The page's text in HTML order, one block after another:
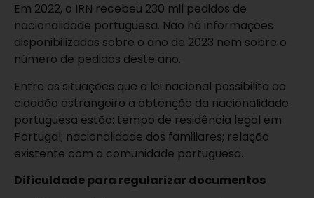
Em 2022, o IRN recebeu 230 mil pedidos de
nacionalidade portuguesa. Não há informações
disponibilizadas sobre o ano de 2023 nem sobre o
número de pedidos deste ano.
Entre as situações que a lei nacional possibilita ao
cidadão estrangeiro a obtenção da nacionalidade
portuguesa estão: tempo de residência legal em
Portugal; nacionalidade dos familiares; relação
existente com a comunidade portuguesa.
Dificuldade para regularizar documentos